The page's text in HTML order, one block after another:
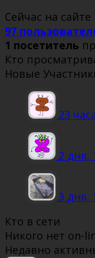
Сейчас на сайте
97
1 посетитель
Кто
Новые
23
2 дня,
3 дня,
Кто в сети
Никого нет on-
Недавно